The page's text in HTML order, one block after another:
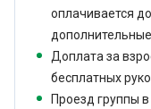
оплачивается
Доплата за
бесплатных
Проезд группы